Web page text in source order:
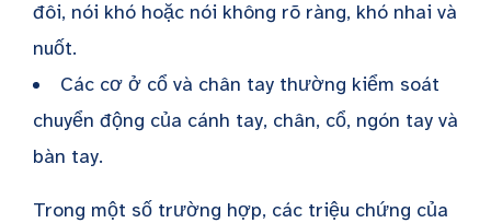
đôi, nói khó hoặc nói không rõ ràng, khó nhai và
nuốt.
Các cơ ở cổ và chân tay thường kiểm soát
chuyển động của cánh tay, chân, cổ, ngón tay và
bàn tay.
Trong một số trường hợp, các triệu chứng của